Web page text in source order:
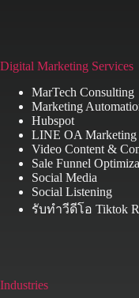
Digital Marketing Services
MarTech Consulting
Marketing
Hubspot
LINE OA Marketing
Video Content &
Sale Funnel
Social Media
Social Listening
รับทำวีดีโอ Tiktok
Industries